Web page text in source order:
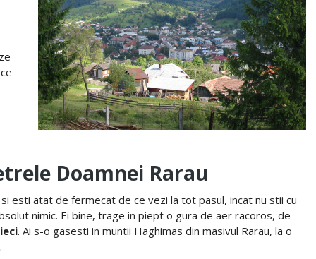
Doamnei Rarau
esti atat de fermecat de ce vezi la tot pasul, incat nu stii cu
nimic. Ei bine, trage in piept o gura de aer racoros, de
. Ai s-o gasesti in muntii Haghimas din masivul Rarau, la o